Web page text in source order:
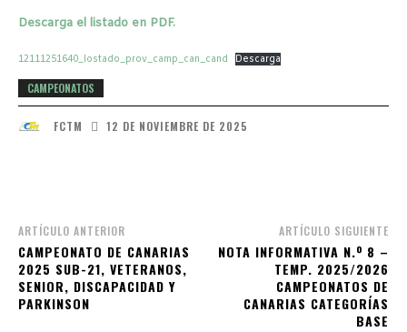
Descarga el listado en PDF.
12111251640_lostado_prov_camp_can_cand Descarga
CAMPEONATOS
FCTM 12 DE NOVIEMBRE DE 2025
ARTÍCULO ANTERIOR
CAMPEONATO DE CANARIAS
2025 SUB-21, VETERANOS,
SENIOR, DISCAPACIDAD Y
PARKINSON
ARTÍCULO SIGUIENTE
NOTA INFORMATIVA N.º 8 –
TEMP. 2025/2026
CAMPEONATOS DE
CANARIAS CATEGORÍAS
BASE